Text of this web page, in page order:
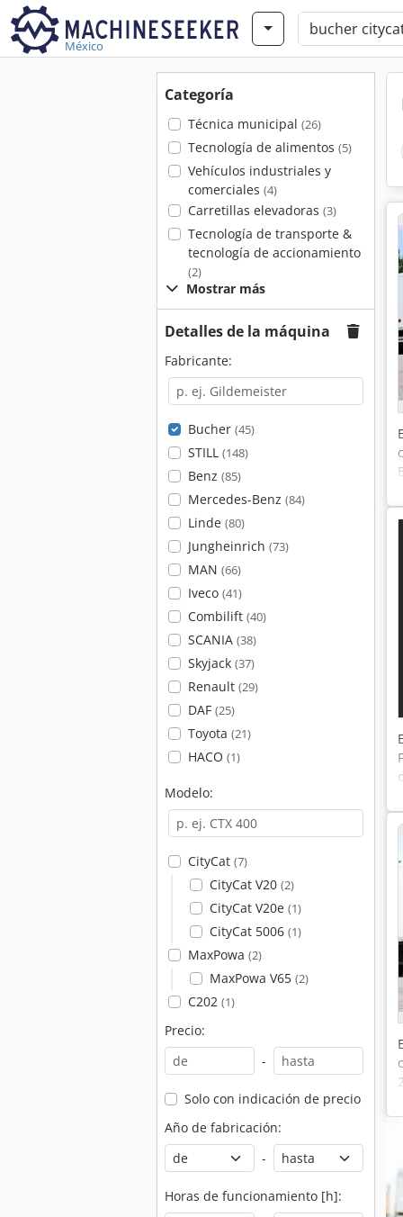
México
Categoría
Técnica municipal (26)
Tecnología de alimentos (5)
Vehículos industriales y
comerciales (4)
Carretillas elevadoras (3)
Tecnología de transporte &
tecnología de accionamiento
(2)
Mostrar más
Detalles de la máquina
Fabricante:
Bucher (45)
STILL (148)
Benz (85)
Mercedes-Benz (84)
Linde (80)
Jungheinrich (73)
MAN (66)
Iveco (41)
Combilift (40)
SCANIA (38)
Skyjack (37)
Renault (29)
DAF (25)
Toyota (21)
HACO (1)
Modelo:
CityCat (7)
CityCat V20 (2)
CityCat V20e (1)
CityCat 5006 (1)
MaxPowa (2)
MaxPowa V65 (2)
C202 (1)
Precio:
-
Solo con indicación de precio
Año de fabricación:
-
Horas de funcionamiento [h]: